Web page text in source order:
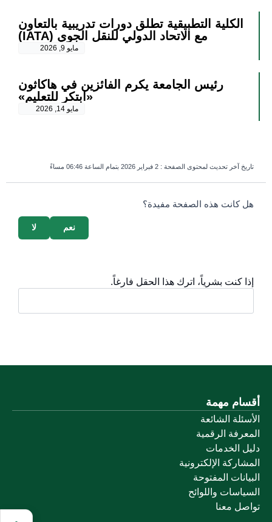
الكلية التطبيقية تطلق دورات تدريبية بالتعاون
مع الاتحاد الدولي للنقل الجوي (IATA)
مايو 9, 2026
رئيس الجامعة يكرم الفائزين في هاكاثون
«ابتكر للتعليم»
مايو 14, 2026
تاريخ آخر تحديث لمحتوى الصفحة : 2 فبراير 2026 بتمام الساعة 06:46 مساءً
survey_v2
هل كانت هذه الصفحة مفيدة؟
لا نعم
إذا كنت بشرياً، اترك هذا الحقل فارغاً.
أقسام مهمة
الأسئلة الشائعة
المعرفة الرقمية
دليل الخدمات
المشاركة الإلكترونية
البيانات المفتوحة
السياسات واللوائح
تواصل معنا